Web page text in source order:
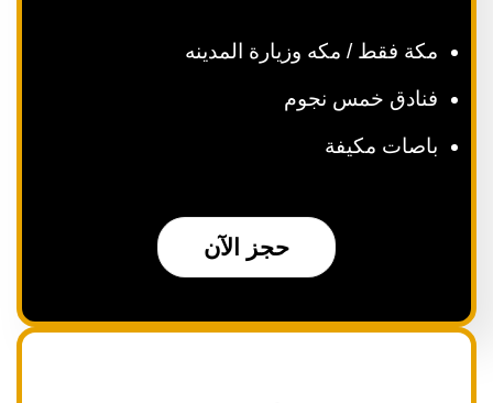
مكة فقط / مكه وزيارة المدينه
فنادق خمس نجوم
باصات مكيفة
حجز الآن